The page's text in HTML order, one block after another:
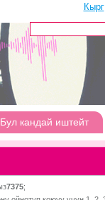
Кырг
Бул кандай иштейт